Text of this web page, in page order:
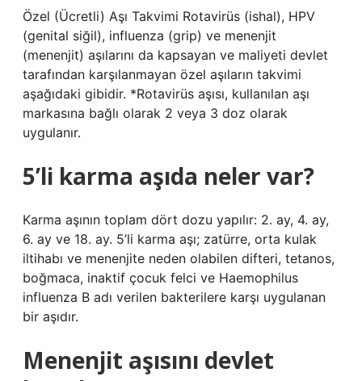
Özel (Ücretli) Aşı Takvimi Rotavirüs (ishal), HPV
(genital siğil), influenza (grip) ve menenjit
(menenjit) aşılarını da kapsayan ve maliyeti devlet
tarafından karşılanmayan özel aşıların takvimi
aşağıdaki gibidir. *Rotavirüs aşısı, kullanılan aşı
markasına bağlı olarak 2 veya 3 doz olarak
uygulanır.
5’li karma aşıda neler var?
Karma aşının toplam dört dozu yapılır: 2. ay, 4. ay,
6. ay ve 18. ay. 5’li karma aşı; zatürre, orta kulak
iltihabı ve menenjite neden olabilen difteri, tetanos,
boğmaca, inaktif çocuk felci ve Haemophilus
influenza B adı verilen bakterilere karşı uygulanan
bir aşıdır.
Menenjit aşısını devlet